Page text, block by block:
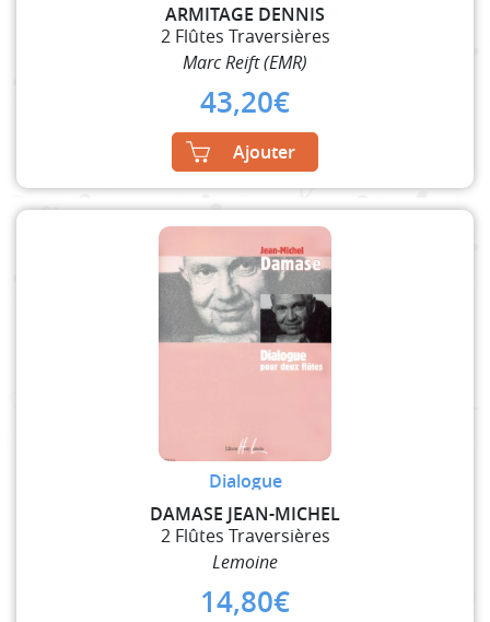
ARMITAGE DENNIS
2 Flûtes Traversières
Marc Reift (EMR)
43,20€
Ajouter
Dialogue
DAMASE JEAN-MICHEL
2 Flûtes Traversières
Lemoine
14,80€